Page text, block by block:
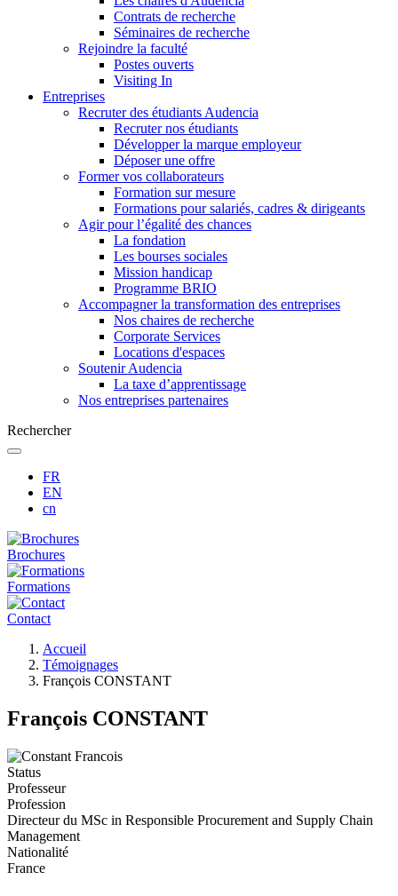
Contrats de recherche
Séminaires de recherche
Rejoindre la faculté
Postes ouverts
Visiting In
Entreprises
Recruter des étudiants Audencia
Recruter nos étudiants
Développer la marque employeur
Déposer une offre
Former vos collaborateurs
Formation sur mesure
Formations pour salariés, cadres & dirigeants
Agir pour l’égalité des chances
La fondation
Les bourses sociales
Mission handicap
Programme BRIO
Accompagner la transformation des entreprises
Nos chaires de recherche
Corporate Services
Locations d'espaces
Soutenir Audencia
La taxe d’apprentissage
Nos entreprises partenaires
Rechercher
FR
EN
cn
Brochures
Formations
Contact
d'Ariane
Accueil
Témoignages
François CONSTANT
François CONSTANT
Status
Professeur
Profession
Directeur du MSc in Responsible Procurement and Supply Chain
Management
Nationalité
France